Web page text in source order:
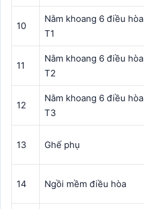
10
Nằm khoang 6 điều hòa
T1
11
Nằm khoang 6 điều hòa
T2
12
Nằm khoang 6 điều hòa
T3
13 Ghế phụ
14 Ngồi mềm điều hòa